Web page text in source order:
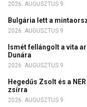
2026. AUGUSZTUS 9.
Bulgária lett a
2026. AUGUSZTUS 9.
Ismét fellángolt a vita
Dunára
2026. AUGUSZTUS 9.
Hegedűs Zsolt és a
zsírra
2026. AUGUSZTUS 9.